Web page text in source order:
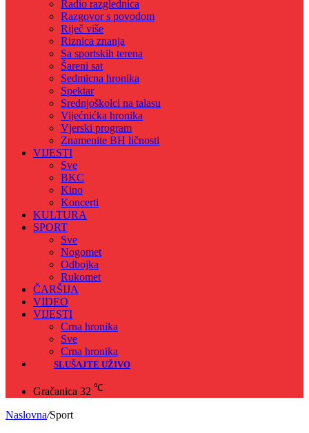
Radio razglednica
Razgovor s povodom
Riječ više
Riznica znanja
Sa sportskih terena
Šareni sat
Sedmicna hronika
Spektar
Srednjoškolci na talasu
Vijećnićka hronika
Vjerski program
Znamenite BH ličnosti
VIJESTI
Sve
BKC
Kino
Koncerti
KULTURA
SPORT
Sve
Nogomet
Odbojka
Rukomet
ČARŠIJA
VIDEO
VIJESTI
Crna hronika
Sve
Crna hronika
SLUŠAJTE UŽIVO
Gračanica 32 ℃
Naslovna/Sport